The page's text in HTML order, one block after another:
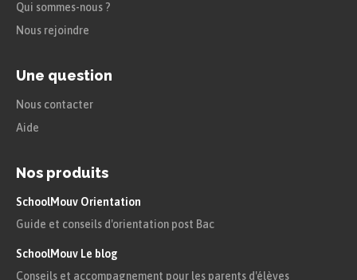
Qui sommes-nous ?
Nous rejoindre
Une question
Nous contacter
Aide
Nos produits
SchoolMouv Orientation
Guide et conseils d'orientation post Bac
SchoolMouv Le blog
Conseils et accompagnement pour les parents d'élèves